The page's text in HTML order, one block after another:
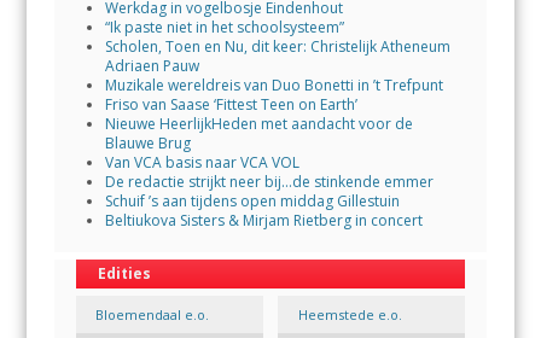
Werkdag in vogelbosje Eindenhout
“Ik paste niet in het schoolsysteem”
Scholen, Toen en Nu, dit keer: Christelijk Atheneum
Adriaen Pauw
Muzikale wereldreis van Duo Bonetti in ’t Trefpunt
Friso van Saase ‘Fittest Teen on Earth’
Nieuwe HeerlijkHeden met aandacht voor de
Blauwe Brug
Van VCA basis naar VCA VOL
De redactie strijkt neer bij…de stinkende emmer
Schuif ’s aan tijdens open middag Gillestuin
Beltiukova Sisters & Mirjam Rietberg in concert
Edities
Bloemendaal e.o. Heemstede e.o.